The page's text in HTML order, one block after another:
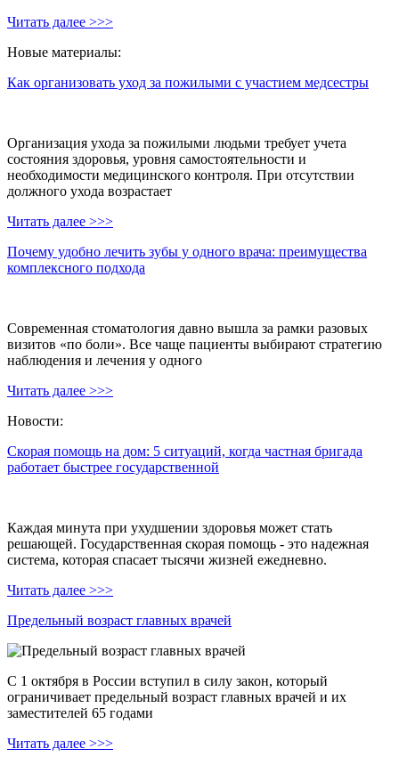
Читать далее >>>
Новые материалы:
Как организовать уход за пожилыми с участием медсестры
Организация ухода за пожилыми людьми требует учета
состояния здоровья, уровня самостоятельности и
необходимости медицинского контроля. При отсутствии
должного ухода возрастает
Читать далее >>>
Почему удобно лечить зубы у одного врача: преимущества
комплексного подхода
Современная стоматология давно вышла за рамки разовых
визитов «по боли». Все чаще пациенты выбирают стратегию
наблюдения и лечения у одного
Читать далее >>>
Новости:
Скорая помощь на дом: 5 ситуаций, когда частная бригада
работает быстрее государственной
Каждая минута при ухудшении здоровья может стать
решающей. Государственная скорая помощь - это надежная
система, которая спасает тысячи жизней ежедневно.
Читать далее >>>
Предельный возраст главных врачей
С 1 октября в России вступил в силу закон, который
ограничивает предельный возраст главных врачей и их
заместителей 65 годами
Читать далее >>>